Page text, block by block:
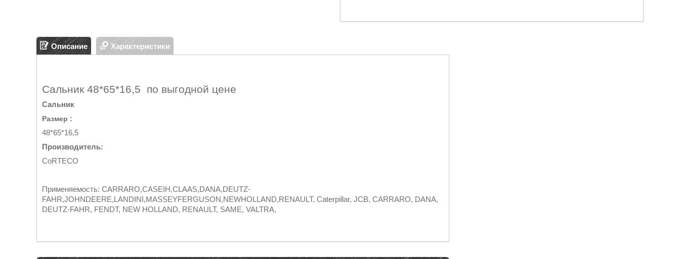
Описание Характеристики
Сальник 48*65*16,5 по выгодной цене
Сальник
Размер :
48*65*16,5
Производитель:
CoRTECO
Применяемость: CARRARO,CASEIH,CLAAS,DANA,DEUTZ-
FAHR,JOHNDEERE,LANDINI,MASSEYFERGUSON,NEWHOLLAND,RENAULT, Caterpillar, JCB, CARRARO, DANA,
DEUTZ-FAHR, FENDT, NEW HOLLAND, RENAULT, SAME, VALTRA,